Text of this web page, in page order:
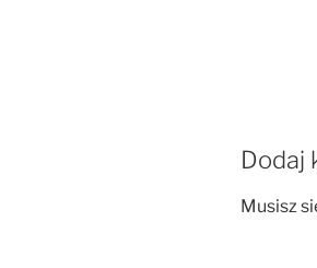
Dodaj
Musisz